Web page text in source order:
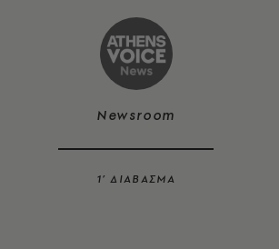
Newsroom
1’ ΔΙΑΒΑΣΜΑ